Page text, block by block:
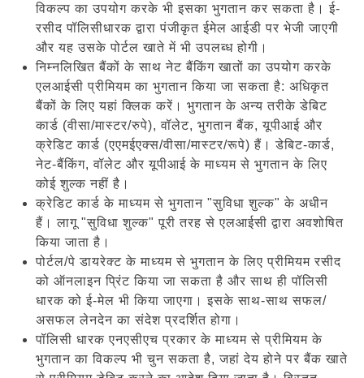
विकल्प का उपयोग करके भी इसका भुगतान कर सकता है। ई-
रसीद पॉलिसीधारक द्वारा पंजीकृत ईमेल आईडी पर भेजी जाएगी
और यह उसके पोर्टल खाते में भी उपलब्ध होगी।
निम्नलिखित बैंकों के साथ नेट बैंकिंग खातों का उपयोग करके
एलआईसी प्रीमियम का भुगतान किया जा सकता है: अधिकृत
बैंकों के लिए यहां क्लिक करें। भुगतान के अन्य तरीके डेबिट
कार्ड (वीसा/मास्टर/रुपे), वॉलेट, भुगतान बैंक, यूपीआई और
क्रेडिट कार्ड (एएमईएक्स/वीसा/मास्टर/रूपे) हैं। डेबिट-कार्ड,
नेट-बैंकिंग, वॉलेट और यूपीआई के माध्यम से भुगतान के लिए
कोई शुल्क नहीं है।
क्रेडिट कार्ड के माध्यम से भुगतान "सुविधा शुल्क" के अधीन
हैं। लागू "सुविधा शुल्क" पूरी तरह से एलआईसी द्वारा अवशोषित
किया जाता है।
पोर्टल/पे डायरेक्ट के माध्यम से भुगतान के लिए प्रीमियम रसीद
को ऑनलाइन प्रिंट किया जा सकता है और साथ ही पॉलिसी
धारक को ई-मेल भी किया जाएगा। इसके साथ-साथ सफल/
असफल लेनदेन का संदेश प्रदर्शित होगा।
पॉलिसी धारक एनएसीएच प्रकार के माध्यम से प्रीमियम के
भुगतान का विकल्प भी चुन सकता है, जहां देय होने पर बैंक खाते